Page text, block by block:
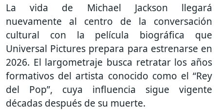
La vida de Michael Jackson llegará
nuevamente al centro de la conversación
cultural con la película biográfica que
Universal Pictures prepara para estrenarse en
2026. El largometraje busca retratar los años
formativos del artista conocido como el “Rey
del Pop”, cuya influencia sigue vigente
décadas después de su muerte.